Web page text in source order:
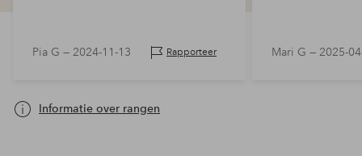
Pia G — 2024-11-13 Rapporteer Mari G — 2025-
Informatie over rangen